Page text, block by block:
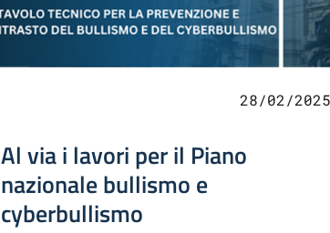
28/02/2025
Al via i lavori per il Piano
nazionale bullismo e
cyberbullismo